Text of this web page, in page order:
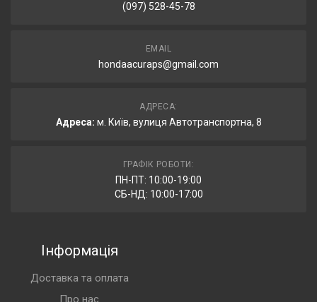
(097) 528-45-78
EMAIL
hondaacuraps@gmail.com
АДРЕСА:
Адреса: м. Київ, вулиця Автотранспортна, 8
ГРАФІК РОБОТИ:
ПН-ПТ: 10:00-19:00
СБ-НД: 10:00-17:00
Інформація
Доставка та оплата
Про нас